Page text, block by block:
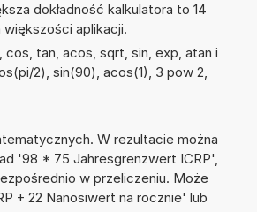
dokładność kalkulatora to 14
aplikacji.
tan, acos, sqrt, sin, exp, atan i
2), sin(90), acos(1), 3 pow 2,
W rezultacie można
'98 * 75 Jahresgrenzwert ICRP',
w przeliczeniu. Może
+ 22 Nanosiwert na rocznie' lub